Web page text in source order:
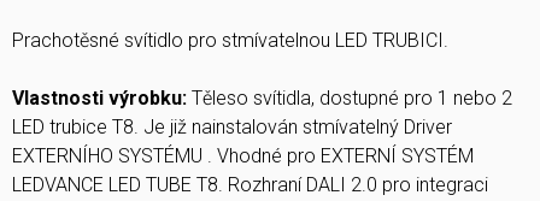
Prachotěsné svítidlo pro stmívatelnou LED TRUBICI.
Vlastnosti výrobku: Těleso svítidla, dostupné pro 1 nebo 2
LED trubice T8. Je již nainstalován stmívatelný Driver
EXTERNÍHO SYSTÉMU . Vhodné pro EXTERNÍ SYSTÉM
LEDVANCE LED TUBE T8. Rozhraní DALI 2.0 pro integraci